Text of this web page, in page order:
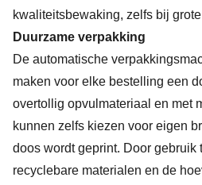
kwaliteitsbewaking, zelfs bij
Duurzame verpakking
De automatische
maken voor elke bestelling een
overtollig opvulmateriaal en met
kunnen zelfs kiezen voor eigen
doos wordt geprint. Door gebruik
recyclebare materialen en de